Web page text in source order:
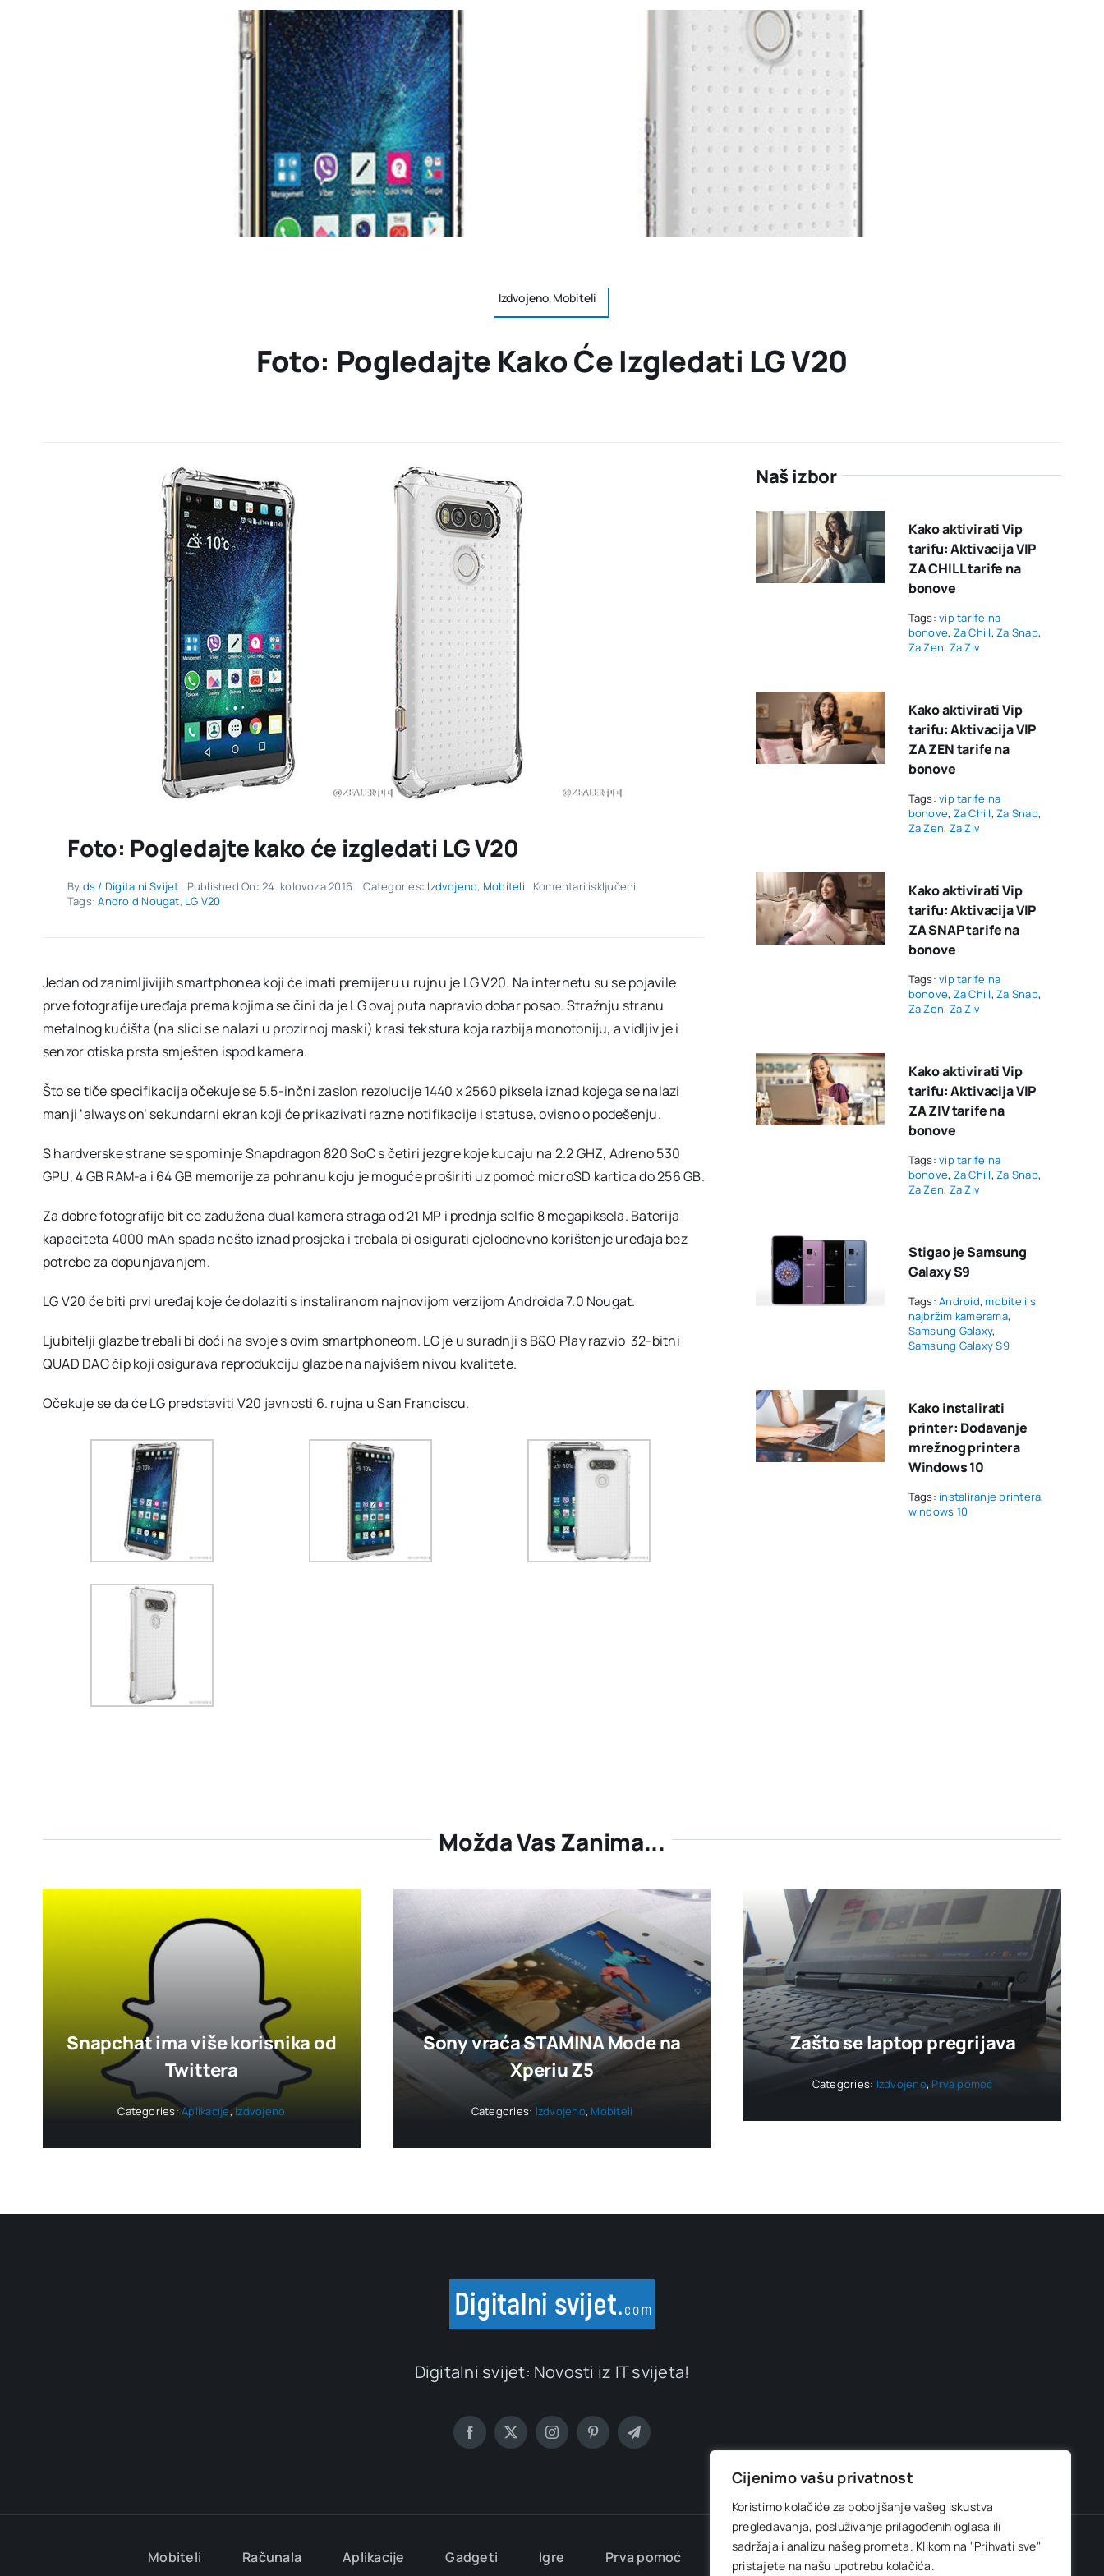
Cijenimo vašu privatnost
Koristimo kolačiće za poboljšanje vašeg iskustva
pregledavanja, posluživanje prilagođenih oglasa ili
sadržaja i analizu našeg prometa. Klikom na "Prihvati sve"
pristajete na našu upotrebu kolačića.
Izdvojeno,Mobiteli
Foto: Pogledajte Kako Će Izgledati LG V20
Foto: Pogledajte kako će izgledati LG V20
By ds / Digitalni Svijet Published On: 24. kolovoza 2016. Categories: Izdvojeno, Mobiteli Komentari isključeni
LG
V20
Tags:Android Nougat, LG V20
Jedan od zanimljivijih smartphonea koji će imati premijeru u rujnu je LG V20. Na internetu su se pojavile
prve fotografije uređaja prema kojima se čini da je LG ovaj puta napravio dobar posao. Stražnju stranu
metalnog kućišta (na slici se nalazi u prozirnoj maski) krasi tekstura koja razbija monotoniju, a vidljiv je i
senzor otiska prsta smješten ispod kamera.
Što se tiče specifikacija očekuje se 5.5-inčni zaslon rezolucije 1440 x 2560 piksela iznad kojega se nalazi
manji ‘always on’ sekundarni ekran koji će prikazivati razne notifikacije i statuse, ovisno o podešenju.
S hardverske strane se spominje Snapdragon 820 SoC s četiri jezgre koje kucaju na 2.2 GHZ, Adreno 530
GPU, 4 GB RAM-a i 64 GB memorije za pohranu koju je moguće proširiti uz pomoć microSD kartica do 256 GB.
Za dobre fotografije bit će zadužena dual kamera straga od 21 MP i prednja selfie 8 megapiksela. Baterija
kapaciteta 4000 mAh spada nešto iznad prosjeka i trebala bi osigurati cjelodnevno korištenje uređaja bez
potrebe za dopunjavanjem.
LG V20 će biti prvi uređaj koje će dolaziti s instaliranom najnovijom verzijom Androida 7.0 Nougat.
Ljubitelji glazbe trebali bi doći na svoje s ovim smartphoneom. LG je u suradnji s B&O Play razvio 32-bitni
QUAD DAC čip koji osigurava reprodukciju glazbe na najvišem nivou kvalitete.
Očekuje se da će LG predstaviti V20 javnosti 6. rujna u San Franciscu.
Naš izbor
Kako aktivirati Vip
tarifu: Aktivacija VIP
ZA CHILL tarife na
bonove
Tags:vip tarife na
bonove, Za Chill,Za Snap,
Za Zen, Za Ziv
Kako aktivirati Vip
tarifu: Aktivacija VIP
ZA ZEN tarife na
bonove
Tags:vip tarife na
bonove, Za Chill,Za Snap,
Za Zen, Za Ziv
Kako aktivirati Vip
tarifu: Aktivacija VIP
ZA SNAP tarife na
bonove
Tags:vip tarife na
bonove, Za Chill,Za Snap,
Za Zen, Za Ziv
Kako aktivirati Vip
tarifu: Aktivacija VIP
ZA ZIV tarife na
bonove
Tags:vip tarife na
bonove, Za Chill,Za Snap,
Za Zen, Za Ziv
Stigao je Samsung
Galaxy S9
Tags:Android,mobiteli s
najbržim kamerama,
Samsung Galaxy,
Samsung Galaxy S9
Kako instalirati
printer: Dodavanje
mrežnog printera
Windows 10
Tags: instaliranje printera,
windows 10
Možda Vas Zanima...
Snapchat ima više korisnika od
Twittera
Categories:Aplikacije, Izdvojeno
Sony vraća STAMINA Mode na
Xperiu Z5
Categories: Izdvojeno, Mobiteli
Zašto se laptop pregrijava
Categories: Izdvojeno,Prva pomoć
Digitalni svijet: Novosti iz IT svijeta!
Mobiteli Računala Aplikacije Gadgeti Igre Prva pomoć Mala enciklopedija Info brojevi